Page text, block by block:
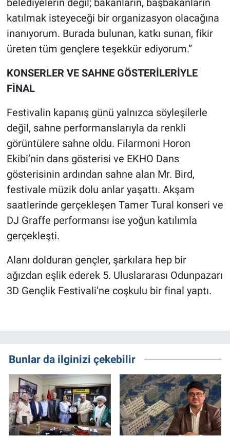
katılmak isteyeceği bir organizasyon olacağına
inanıyorum. Burada bulunan, katkı sunan, fikir
üreten tüm gençlere teşekkür ediyorum.”
KONSERLER VE SAHNE GÖSTERİLERİYLE
FİNAL
Festivalin kapanış günü yalnızca söyleşilerle
değil, sahne performanslarıyla da renkli
görüntülere sahne oldu. Filarmoni Horon
Ekibi’nin dans gösterisi ve EKHO Dans
gösterisinin ardından sahne alan Mr. Bird,
festivale müzik dolu anlar yaşattı. Akşam
saatlerinde gerçekleşen Tamer Tural konseri ve
DJ Graffe performansı ise yoğun katılımla
gerçekleşti.
Alanı dolduran gençler, şarkılara hep bir
ağızdan eşlik ederek 5. Uluslararası Odunpazarı
3D Gençlik Festivali’ne coşkulu bir final yaptı.
Bunlar da ilginizi çekebilir